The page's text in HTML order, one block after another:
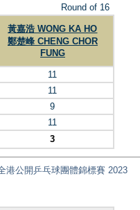
Round of 16
黃嘉浩 WONG KA HO
鄭楚峰 CHENG CHOR
FUNG
11
11
9
11
3
港公開乒乓球團體錦標賽 2023